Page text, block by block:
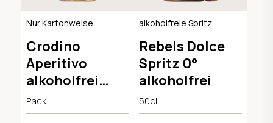
Nur Kartonweise zu
Crodino
Aperitivo
alkoholfrei
24x17.5cl
Pack
alkoholfreie Spritz
Rebels Dolce
Spritz 0°
alkoholfrei
50cl